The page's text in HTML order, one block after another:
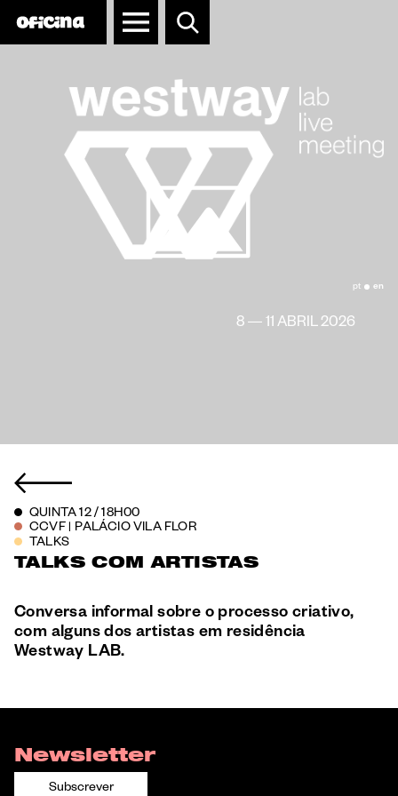
Redes e Parcerias
pt en
8 — 11 ABRIL 2026
QUINTA 12 / 18H00
CCVF
PALÁCIO VILA FLOR
TALKS
TALKS COM ARTISTAS
Conversa informal sobre o processo criativo,
com alguns dos artistas em residência
Westway LAB.
Newsletter
Subscrever